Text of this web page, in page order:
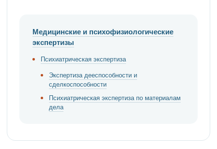
Медицинские и психофизиологические
экспертизы
Психиатрическая экспертиза
Экспертиза дееспособности и
сделкоспособности
Психиатрическая экспертиза по материалам
дела